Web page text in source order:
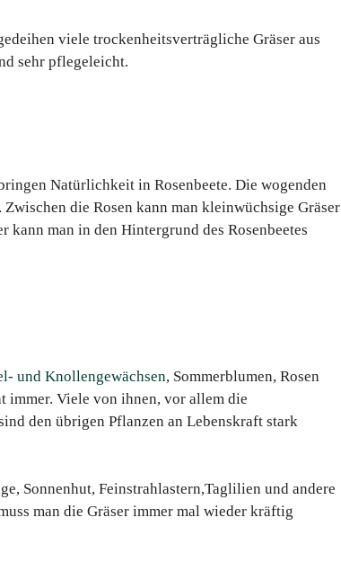
viele trockenheitsverträgliche Gräser aus
sehr pflegeleicht.
Natürlichkeit in Rosenbeete. Die wogenden
die Rosen kann man kleinwüchsige Gräser
kann man in den Hintergrund des Rosenbeetes
und Knollengewächsen, Sommerblumen, Rosen
immer. Viele von ihnen, vor allem die
den übrigen Pflanzen an Lebenskraft stark
Sonnenhut, Feinstrahlastern,Taglilien und andere
man die Gräser immer mal wieder kräftig